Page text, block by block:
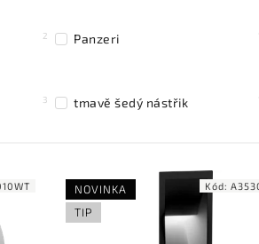
2 Panzeri
3 tmavě šedý nástřik
NOVINKA
TIP
Kód: